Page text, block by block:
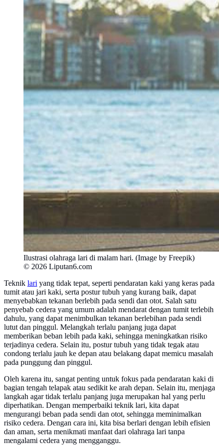
Ilustrasi olahraga lari di malam hari. (Image by Freepik)
© 2026 Liputan6.com
Teknik lari yang tidak tepat, seperti pendaratan kaki yang keras pada
tumit atau jari kaki, serta postur tubuh yang kurang baik, dapat
menyebabkan tekanan berlebih pada sendi dan otot. Salah satu
penyebab cedera yang umum adalah mendarat dengan tumit terlebih
dahulu, yang dapat menimbulkan tekanan berlebihan pada sendi
lutut dan pinggul. Melangkah terlalu panjang juga dapat
memberikan beban lebih pada kaki, sehingga meningkatkan risiko
terjadinya cedera. Selain itu, postur tubuh yang tidak tegak atau
condong terlalu jauh ke depan atau belakang dapat memicu masalah
pada punggung dan pinggul.
Oleh karena itu, sangat penting untuk fokus pada pendaratan kaki di
bagian tengah telapak atau sedikit ke arah depan. Selain itu, menjaga
langkah agar tidak terlalu panjang juga merupakan hal yang perlu
diperhatikan. Dengan memperbaiki teknik lari, kita dapat
mengurangi beban pada sendi dan otot, sehingga meminimalkan
risiko cedera. Dengan cara ini, kita bisa berlari dengan lebih efisien
dan aman, serta menikmati manfaat dari olahraga lari tanpa
mengalami cedera yang mengganggu.